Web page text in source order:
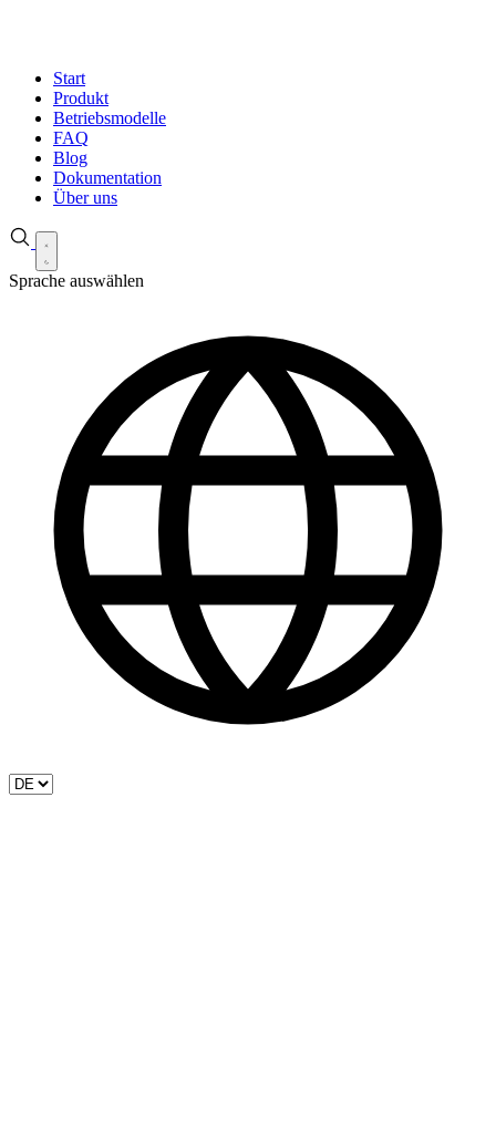
Start
Produkt
Betriebsmodelle
FAQ
Blog
Dokumentation
Über uns
Sprache auswählen